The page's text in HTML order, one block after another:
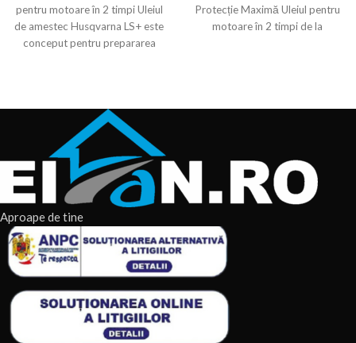
pentru motoare în 2 timpi Uleiul
de amestec Husqvarna LS+ este
conceput pentru prepararea
Protecție Maximă Uleiul pentru
motoare în 2 timpi de la
Aproape de tine